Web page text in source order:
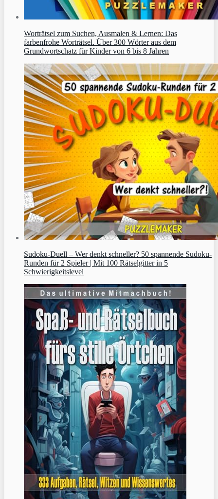
Worträtsel zum Suchen, Ausmalen & Lernen: Das
farbenfrohe Worträtsel. Über 300 Wörter aus dem
Grundwortschatz für Kinder von 6 bis 8 Jahren
Sudoku‑Duell – Wer denkt schneller? 50 spannende Sudoku-
Runden für 2 Spieler | Mit 100 Rätselgitter in 5
Schwierigkeitslevel